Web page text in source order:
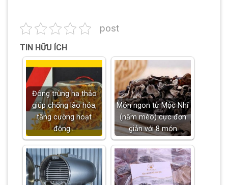
post
TIN HỮU ÍCH
Đông trùng hạ thảo
giúp chống lão hóa,
tăng cường hoạt
động…
Món ngon từ Mộc Nhĩ
(nấm mèo) cực đơn
giản với 8 món